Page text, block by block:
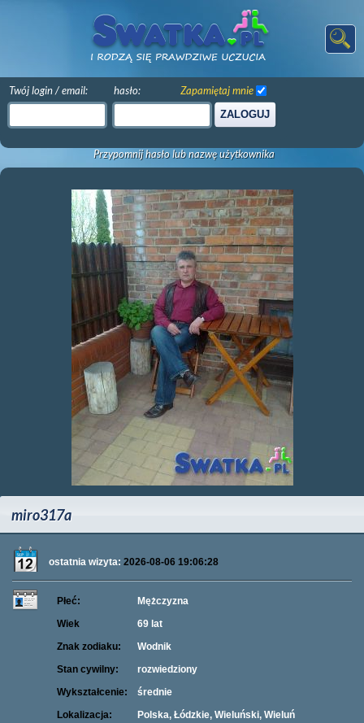
Twój login / email: hasło:
ZALOGUJ
Zapamiętaj mnie
Przypomnij hasło lub nazwę użytkownika
miro317a
ostatnia wizyta: 2026-08-06 19:06:28
Płeć:
Mężczyzna
Wiek
69 lat
Znak zodiaku:
Wodnik
Stan cywilny:
rozwiedziony
Wykształcenie:
średnie
Lokalizacja:
Polska, Łódzkie, Wieluński, Wieluń